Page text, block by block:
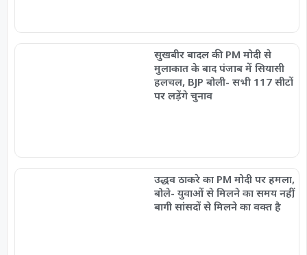
सुखबीर बादल की PM मोदी से
मुलाकात के बाद पंजाब में सियासी
हलचल, BJP बोली- सभी 117 सीटों
पर लड़ेंगे चुनाव
उद्धव ठाकरे का PM मोदी पर हमला,
बोले- युवाओं से मिलने का समय नहीं,
बागी सांसदों से मिलने का वक्त है